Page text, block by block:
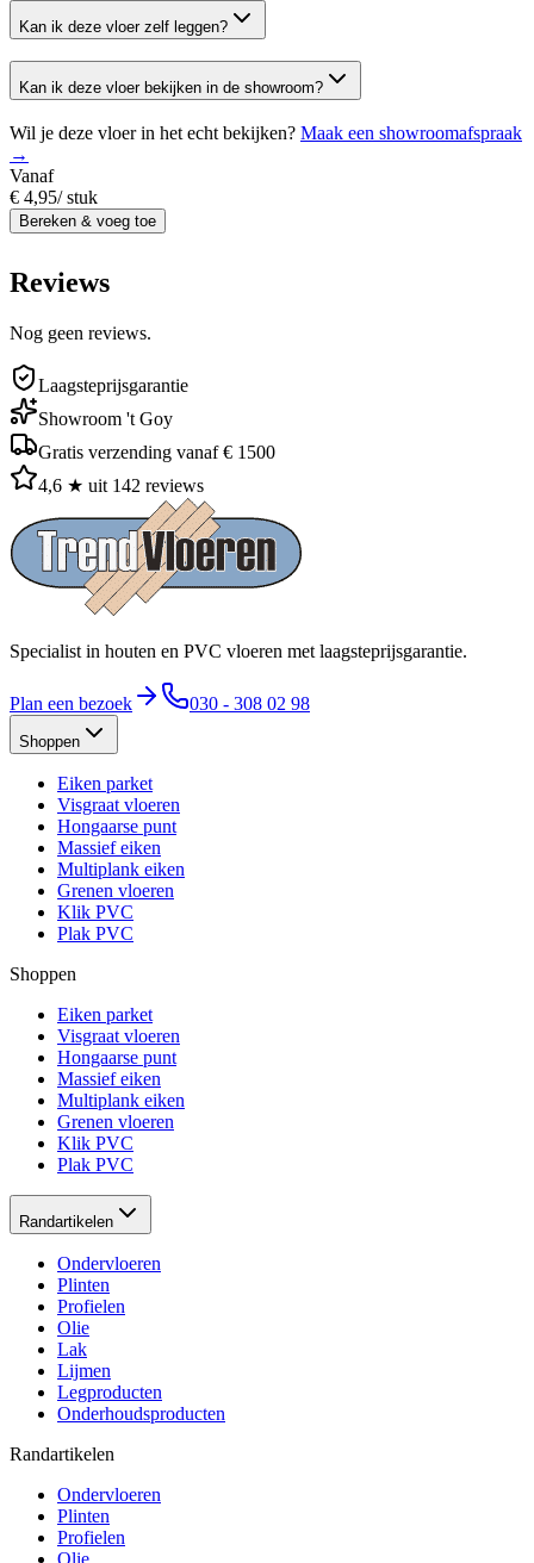
Kan ik deze vloer zelf leggen?
Kan ik deze vloer bekijken in de showroom?
Wil je deze vloer in het echt bekijken? Maak een showroomafspraak
→
Vanaf
€ 4,95/stuk
Bereken & voeg toe
Reviews
Nog geen reviews.
Laagsteprijsgarantie
Showroom 't Goy
Gratis verzending vanaf € 1500
4,6 ★ uit 142 reviews
Specialist in houten en PVC vloeren met laagsteprijsgarantie.
Plan een bezoek 030 - 308 02 98
Shoppen
Eiken parket
Visgraat vloeren
Hongaarse punt
Massief eiken
Multiplank eiken
Grenen vloeren
Klik PVC
Plak PVC
Shoppen
Eiken parket
Visgraat vloeren
Hongaarse punt
Massief eiken
Multiplank eiken
Grenen vloeren
Klik PVC
Plak PVC
Randartikelen
Ondervloeren
Plinten
Profielen
Olie
Lak
Lijmen
Legproducten
Onderhoudsproducten
Randartikelen
Ondervloeren
Plinten
Profielen
Olie